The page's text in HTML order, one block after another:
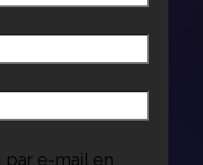
e-mail en